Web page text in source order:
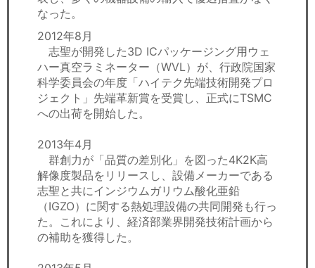
なった。
2012年8月
志聖が開発した3D ICパッケージング用ウェ
ハー真空ラミネーター（WVL）が、行政院国家
科学委員会の年度「ハイテク先端技術開発プロ
ジェクト」先端革新賞を受賞し、正式にTSMC
への出荷を開始した。
2013年4月
群創力が「品質の差別化」を図った4K2K高
解像度製品をリリースし、設備メーカーである
志聖と共にインジウムガリウム酸化亜鉛
（IGZO）に関する熱処理設備の共同開発も行っ
た。これにより、経済部業界開発技術計画から
の補助を獲得した。